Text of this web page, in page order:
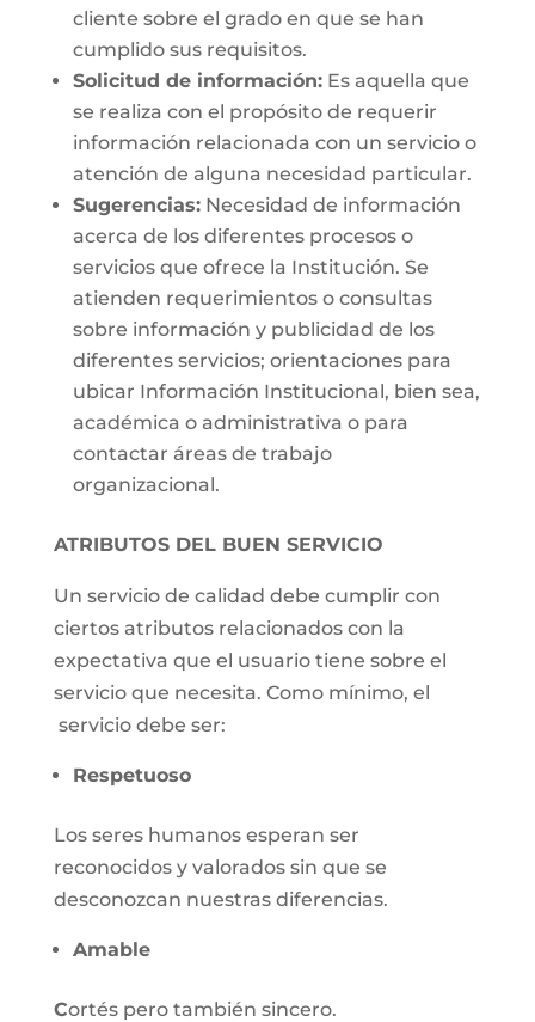
cliente sobre el grado en que se han
cumplido sus requisitos.
Solicitud de información:Es aquella que
se realiza con el propósito de requerir
información relacionada con un servicio o
atención de alguna necesidad particular.
Sugerencias:Necesidad de información
acerca de los diferentes procesos o
servicios que ofrece la Institución. Se
atienden requerimientos o consultas
sobre información y publicidad de los
diferentes servicios; orientaciones para
ubicar Información Institucional, bien sea,
académica o administrativa o para
contactar áreas de trabajo
organizacional.
ATRIBUTOS DEL BUEN SERVICIO
Un servicio de calidad debe cumplir con
ciertos atributos relacionados con la
expectativa que el usuario tiene sobre el
servicio que necesita. Como mínimo, el
servicio debe ser:
Respetuoso
Los seres humanos esperan ser
reconocidos y valorados sin que se
desconozcan nuestras diferencias.
Amable
Cortés pero también sincero.